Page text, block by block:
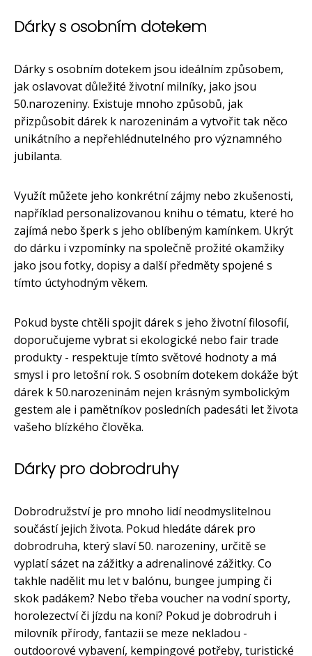
Dárky s osobním dotekem
Dárky s osobním dotekem jsou ideálním způsobem,
jak oslavovat důležité životní milníky, jako jsou
50.narozeniny. Existuje mnoho způsobů, jak
přizpůsobit dárek k narozeninám a vytvořit tak něco
unikátního a nepřehlédnutelného pro významného
jubilanta.
Využít můžete jeho konkrétní zájmy nebo zkušenosti,
například personalizovanou knihu o tématu, které ho
zajímá nebo šperk s jeho oblíbeným kamínkem. Ukrýt
do dárku i vzpomínky na společně prožité okamžiky
jako jsou fotky, dopisy a další předměty spojené s
tímto úctyhodným věkem.
Pokud byste chtěli spojit dárek s jeho životní filosofií,
doporučujeme vybrat si ekologické nebo fair trade
produkty - respektuje tímto světové hodnoty a má
smysl i pro letošní rok. S osobním dotekem dokáže být
dárek k 50.narozeninám nejen krásným symbolickým
gestem ale i pamětníkov posledních padesáti let života
vašeho blízkého člověka.
Dárky pro dobrodruhy
Dobrodružství je pro mnoho lidí neodmyslitelnou
součástí jejich života. Pokud hledáte dárek pro
dobrodruha, který slaví 50. narozeniny, určitě se
vyplatí sázet na zážitky a adrenalinové zážitky. Co
takhle nadělit mu let v balónu, bungee jumping či
skok padákem? Nebo třeba voucher na vodní sporty,
horolezectví či jízdu na koni? Pokud je dobrodruh i
milovník přírody, fantazii se meze nekladou -
outdoorové vybavení, kempingové potřeby, turistické